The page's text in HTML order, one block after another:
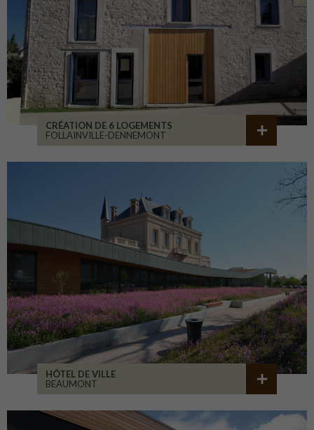
CRÉATION DE 6 LOGEMENTS
FOLLAINVILLE-DENNEMONT
HÔTEL DE VILLE
BEAUMONT